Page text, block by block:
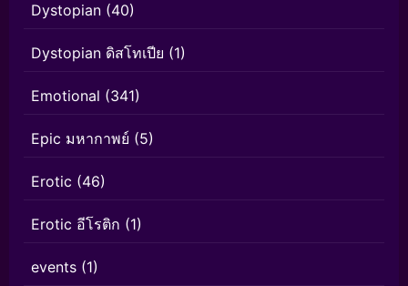
Dystopian (40)
Dystopian ดิสโทเปีย (1)
Emotional (341)
Epic มหากาพย์ (5)
Erotic (46)
Erotic อีโรติก (1)
events (1)